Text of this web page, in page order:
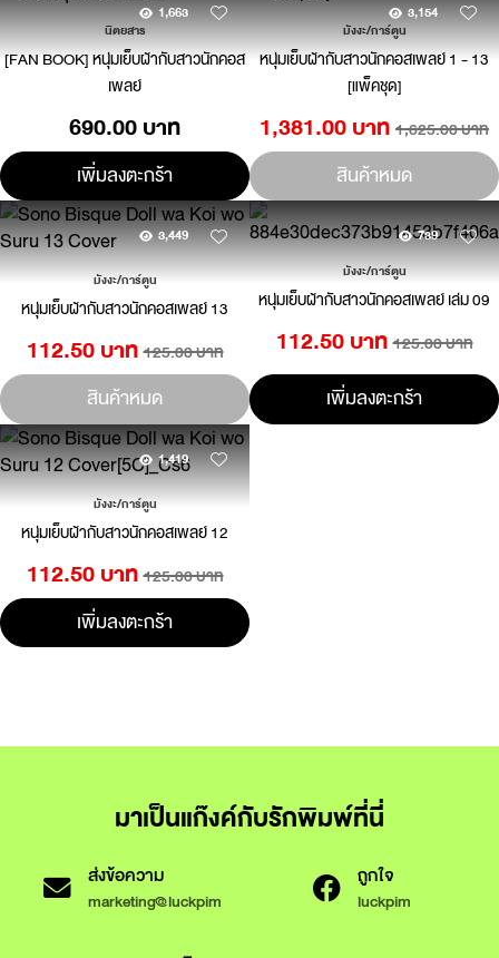
1,663
นิตยสาร
[FAN BOOK] หนุ่มเย็บผ้ากับสาวนักคอส
เพลย์
690.00 บาท
เพิ่มลงตะกร้า
3,154
มังงะ/การ์ตูน
หนุ่มเย็บผ้ากับสาวนักคอสเพลย์ 1 - 13
[แพ็คชุด]
1,381.00 บาท 1,625.00 บาท
สินค้าหมด
3,449
มังงะ/การ์ตูน
หนุ่มเย็บผ้ากับสาวนักคอสเพลย์ 13
112.50 บาท 125.00 บาท
สินค้าหมด
739
มังงะ/การ์ตูน
หนุ่มเย็บผ้ากับสาวนักคอสเพลย์ เล่ม 09
112.50 บาท 125.00 บาท
เพิ่มลงตะกร้า
1,419
มังงะ/การ์ตูน
หนุ่มเย็บผ้ากับสาวนักคอสเพลย์ 12
112.50 บาท 125.00 บาท
เพิ่มลงตะกร้า
มาเป็นแก๊งค์กับรักพิมพ์ที่นี่
ส่งข้อความ
marketing@luckpim
ถูกใจ
luckpim